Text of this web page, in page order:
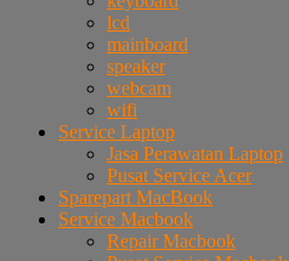
lcd
mainboard
speaker
webcam
wifi
Service Laptop
Jasa Perawatan Laptop
Pusat Service Acer
Sparepart MacBook
Service Macbook
Repair Macbook